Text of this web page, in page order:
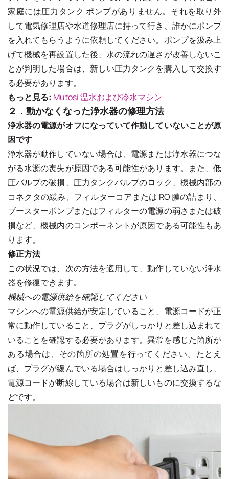
家庭には圧力タンク ポンプがありません。それを取り外
して電気修理店や水道修理店に持って行き、誰かにポンプ
を入れてもらうように依頼してください。ポンプを汲み上
げて機械を再設置した後、水の流れの遅さが改善しないこ
とが判明した場合は、新しい圧力タンクを購入して交換す
る必要があります。
もっと見る: Mutosi 温水および冷水マシン
２．動かなくなった浄水器の修理方法
浄水器の電源がオフになっていて作動していないことが原
因です
浄水器が動作していない場合は、電源または浄水器につな
がる水源の喪失が原因である可能性があります。また、低
圧バルブの破損、圧力タンクバルブのロック、機械内部の
コネクタの緩み、フィルターコアまたは RO 膜の詰まり、
ブースターポンプまたはフィルターの電源の弱さまたは破
損など、機械内のコンポーネントが原因である可能性もあ
ります。
修正方法
この状況では、次の方法を適用して、動作していない浄水
器を修復できます。
機械への電源供給を確認してください
マシンへの電源供給が安定していること、電源コードが正
常に動作していること、プラグがしっかりと差し込まれて
いることを確認する必要があります。異常を感じた箇所が
ある場合は、その箇所の処置を行ってください。たとえ
ば、プラグが緩んでいる場合はしっかりと差し込み直し、
電源コードが断線している場合は新しいものに交換するな
どです。